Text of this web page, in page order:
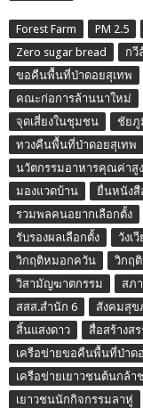
Forest Farm PM 2.5
Zero sugar bread
กวี
ขอคืนพื้นที่ป่าดอยสุเทพ
คณะก่อการล้านนาใหม่
จุดเสี่ยงในชุมชน
ชัยภู
ทวงคืนพื้นที่ป่าดอยสุเทพ
นวัตกรรมอาหารคุณค่าสูง
มองแวดบ้าน
ยื่นหนังสื
รวมพลคนอยากเลือกตั้ง
รับรองผลเลือกตั้ง
วังเวี
วิกฤติหมอกควัน
วิกฤ
วิสามัญฆาตกรรม
สภ
สสส.สำนัก 6
สังคมสุข
สิ้นแสงดาว
สื่อสร้างส
เครือข่ายขอคืนพื้นที่ป่าด
เครือข่ายเยาวชนต้นกล้า
เยาวชนนักกิจกรรมลาหู่